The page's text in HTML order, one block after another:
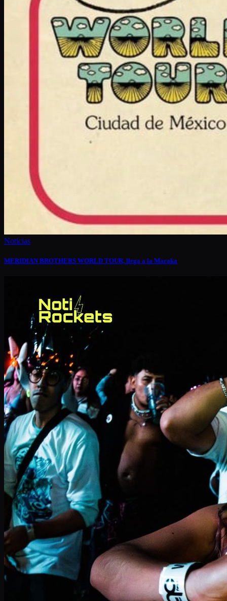
Noticias
MERIDIAN BROTHERS WORLD TOUR, llega a la Maraka